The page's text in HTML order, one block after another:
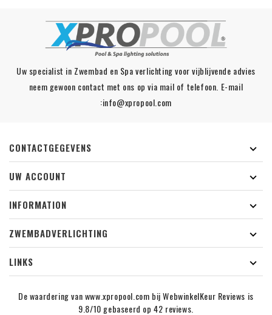
Uw specialist in Zwembad en Spa verlichting voor vijblijvende advies
neem gewoon contact met ons op via mail of telefoon. E-mail
:info@xpropool.com
CONTACTGEGEVENS

UW ACCOUNT

INFORMATION

ZWEMBADVERLICHTING

LINKS

De waardering van www.xpropool.com bijWebwinkelKeur Reviews is
9.8/10 gebaseerd op 42 reviews.